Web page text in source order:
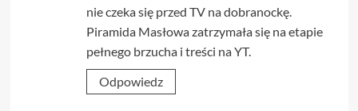
nie czeka się przed TV na dobranockę.
Piramida Masłowa zatrzymała się na etapie
pełnego brzucha i treści na YT.
Odpowiedz